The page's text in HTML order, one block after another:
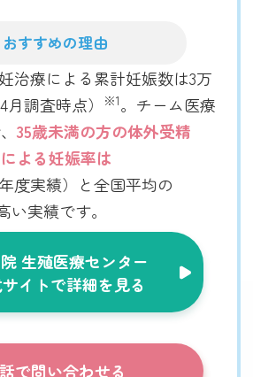
おすすめの理由
治療による累計妊娠数は3万
調査時点）
※1。チーム医療
35歳未満の方の体外受精
よる妊娠率は
年度実績）と全国平均の
い実績です。
生殖医療センター
イトで詳細を見る
で問い合わせる